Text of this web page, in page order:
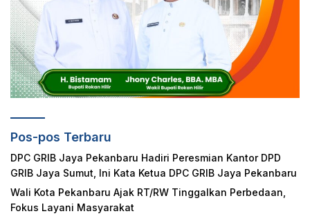
Pos-pos Terbaru
DPC GRIB Jaya Pekanbaru Hadiri Peresmian Kantor DPD
GRIB Jaya Sumut, Ini Kata Ketua DPC GRIB Jaya Pekanbaru
Wali Kota Pekanbaru Ajak RT/RW Tinggalkan Perbedaan,
Fokus Layani Masyarakat